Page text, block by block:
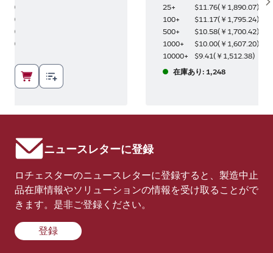
)
)
)
)
25+
$11.76(￥1,890.07)
100+
$11.17(￥1,795.24)
500+
$10.58(￥1,700.42)
1000+
$10.00(￥1,607.20)
10000+
$9.41(￥1,512.38)
在庫あり: 1,248
ニュースレターに登録
ロチェスターのニュースレターに登録すると、製造中止
品在庫情報やソリューションの情報を受け取ることがで
きます。是非ご登録ください。
登録